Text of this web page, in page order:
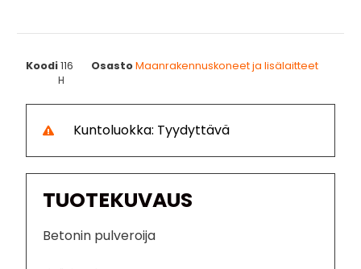
Koodi116 OsastoMaanrakennuskoneet ja lisälaitteet
H
Kuntoluokka: Tyydyttävä
TUOTEKUVAUS
Betonin pulveroija